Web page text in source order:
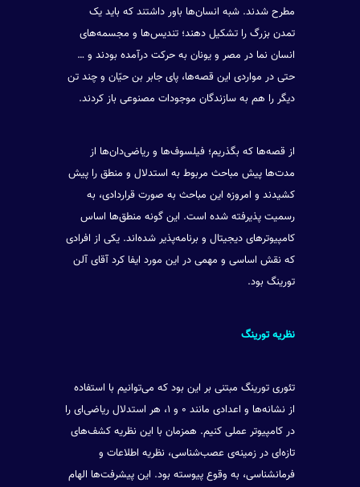
مطرح شدند. شبه انسان‌ها باور داشتند که باید یک
تمدن بزرگ را تشکیل دهند؛ تندیس‌ها و مجسمه‌های
انسان نما در مصر و یونان به حرکت درآمده بودند و …
حتی در مواردی این قصه‌ها، پای جابر بن حیّان و چند تن
دیگر را هم به سازندگان موجودات مصنوعی باز کردند.
از قصه‌ها که بگذریم؛ فیلسوف‌ها و ریاضی‌دان‌ها از
مدت‌ها پیش مباحث مربوط به استدلال و منطق را پیش
کشیدند و امروزه این مباحث به صورت قراردادی، به
رسمیت پذیرفته شده است. این گونه منطق‌ها اساس
کامپیوترهای دیجیتال و برنامه‌پذیر شده‌اند. یکی از افرادی
که نقش اساسی و مهمی در این مورد ایفا کرد آقای آلن
تورینگ بود.
نظریه تورینگ
تئوری تورینگ مبتنی بر این بود که می‌توانیم با استفاده
از نشانه‌ها و اعدادی مانند ۰ و ۱، هر استدلال ریاضی‌ای را
در کامپیوتر عملی کنیم. همزمان با این نظریه کشف‌های
تازه‌ای در زمینه‌ی عصب‌شناسی، نظریه اطلاعات و
فرمانشناسی، به وقوع پیوسته بود. این پیشرفت‌ها الهام